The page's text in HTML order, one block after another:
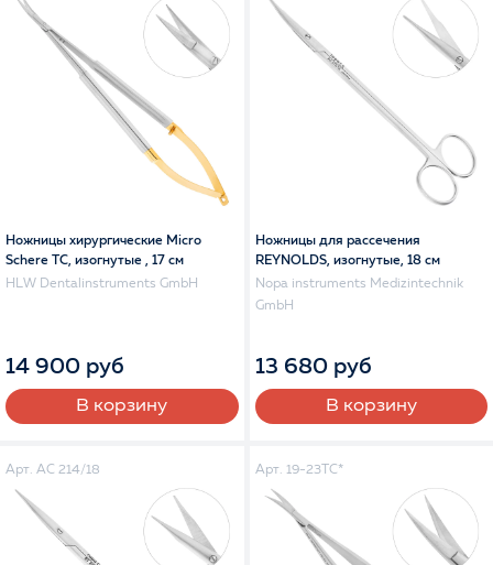
Ножницы хирургические Micro
Schere TC, изогнутые , 17 см
HLW Dentalinstruments GmbH
14 900 руб
В корзину
Ножницы для рассечения
REYNOLDS, изогнутые, 18 см
Nopa instruments Medizintechnik
GmbH
13 680 руб
В корзину
Арт. AC 214/18 Арт. 19-23TC*